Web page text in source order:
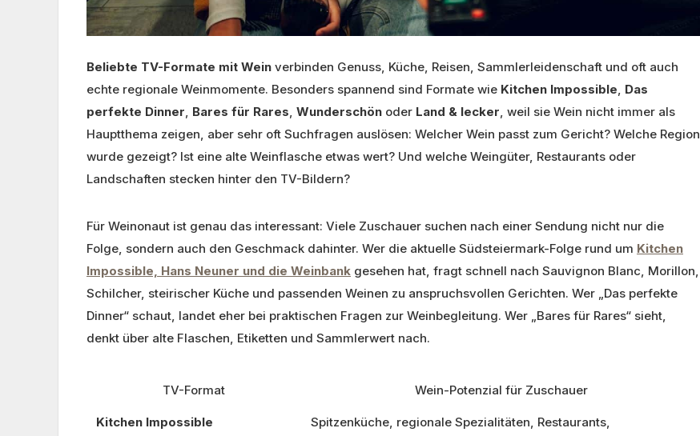
Beliebte TV-Formate mit Wein verbinden Genuss, Küche, Reisen, Sammlerleidenschaft und oft auch
echte regionale Weinmomente. Besonders spannend sind Formate wie Kitchen Impossible, Das
perfekte Dinner, Bares für Rares, Wunderschön oder Land & lecker, weil sie Wein nicht immer als
Hauptthema zeigen, aber sehr oft Suchfragen auslösen: Welcher Wein passt zum Gericht? Welche Region
wurde gezeigt? Ist eine alte Weinflasche etwas wert? Und welche Weingüter, Restaurants oder
Landschaften stecken hinter den TV-Bildern?
Für Weinonaut ist genau das interessant: Viele Zuschauer suchen nach einer Sendung nicht nur die
Folge, sondern auch den Geschmack dahinter. Wer die aktuelle Südsteiermark-Folge rund um Kitchen
Impossible, Hans Neuner und die Weinbank gesehen hat, fragt schnell nach Sauvignon Blanc, Morillon,
Schilcher, steirischer Küche und passenden Weinen zu anspruchsvollen Gerichten. Wer „Das perfekte
Dinner“ schaut, landet eher bei praktischen Fragen zur Weinbegleitung. Wer „Bares für Rares“ sieht,
denkt über alte Flaschen, Etiketten und Sammlerwert nach.
TV-Format Wein-Potenzial für Zuschauer
Kitchen Impossible
Spitzenküche, regionale Spezialitäten, Restaurants,